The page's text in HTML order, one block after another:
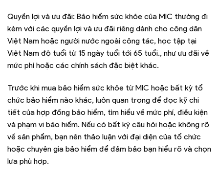
Quyền lợi và ưu đãi: Bảo hiểm sức khỏe của MIC thường đi
kèm với các quyền lợi và ưu đãi riêng dành cho công dân
Việt Nam hoặc người nước ngoài công tác, học tập tại
Việt Nam độ tuổi từ 15 ngày tuổi tới 65 tuổi., như ưu đãi về
mức phí hoặc các chính sách đặc biệt khác.
Trước khi mua bảo hiểm sức khỏe từ MIC hoặc bất kỳ tổ
chức bảo hiểm nào khác, luôn quan trọng để đọc kỹ chi
tiết của hợp đồng bảo hiểm, tìm hiểu về mức phí, điều kiện
và phạm vi bảo hiểm. Nếu có bất kỳ câu hỏi hoặc không rõ
về sản phẩm, bạn nên thảo luận với đại diện của tổ chức
hoặc chuyên gia bảo hiểm để đảm bảo bạn hiểu rõ và chọn
lựa phù hợp.